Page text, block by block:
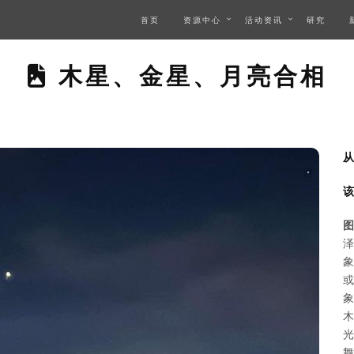
首页 资源中心 活动资讯 研究
THIS PAGE
木星、金星、月亮合相